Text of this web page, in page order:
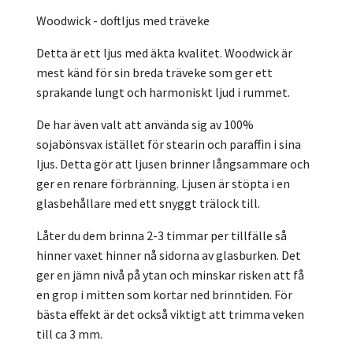
Woodwick - doftljus med träveke
Detta är ett ljus med äkta kvalitet. Woodwick är
mest känd för sin breda träveke som ger ett
sprakande lungt och harmoniskt ljud i rummet.
De har även valt att använda sig av 100%
sojabönsvax istället för stearin och paraffin i sina
ljus. Detta gör att ljusen brinner långsammare och
ger en renare förbränning. Ljusen är stöpta i en
glasbehållare med ett snyggt trälock till.
Låter du dem brinna 2-3 timmar per tillfälle så
hinner vaxet hinner nå sidorna av glasburken. Det
ger en jämn nivå på ytan och minskar risken att få
en grop i mitten som kortar ned brinntiden. För
bästa effekt är det också viktigt att trimma veken
till ca 3 mm.